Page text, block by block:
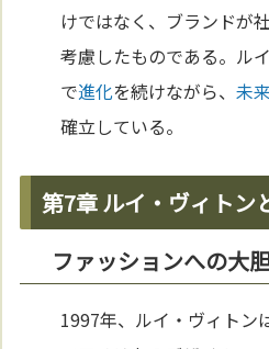
けではなく、ブランドが
考慮したものである。ル
で進化を続けながら、未来
確立している。
第7章 ルイ・ヴィトン
ファッションへの大
1997年、ルイ・ヴィトン